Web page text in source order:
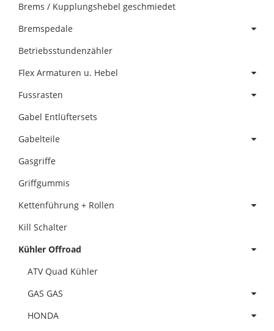
Brems / Kupplungshebel geschmiedet
Bremspedale
Betriebsstundenzähler
Flex Armaturen u. Hebel
Fussrasten
Gabel Entlüftersets
Gabelteile
Gasgriffe
Griffgummis
Kettenführung + Rollen
Kill Schalter
Kühler Offroad
ATV Quad Kühler
GAS GAS
HONDA